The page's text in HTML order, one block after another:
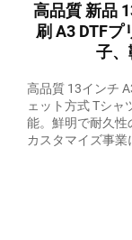
高品質 新品
刷 A3 DTFプ
子、
高品質 13インチ
ェット方式 Tシャ
能。鮮明で耐久性
カスタマイズ事業